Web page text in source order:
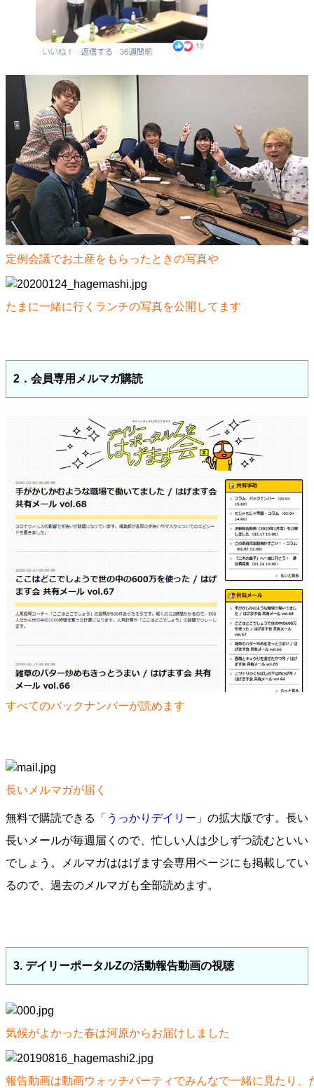
定例会議でお土産をもらったときの写真や
たまに一緒に行くランチの写真を公開してます
2．会員専用メルマガ購読
すべてのバックナンバーが読めます
長いメルマガが届く
無料で購読できる「 うっかりデイリー 」の拡大版です。長い
長いメールが毎週届くので、忙しい人は少しずつ読むといい
でしょう。メルマガははげます会専用ページにも掲載してい
るので、過去のメルマガも全部読めます。
3. デイリーポータルZの活動報告動画の視聴
気候がよかった春は河原からお届けしました
報告動画は動画ウォッチパーティでみんなで一緒に見たり、